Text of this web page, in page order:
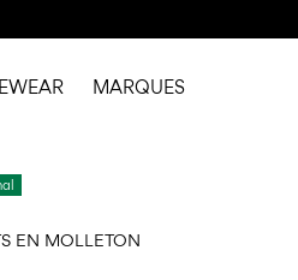
MARQUES
EN MOLLETON